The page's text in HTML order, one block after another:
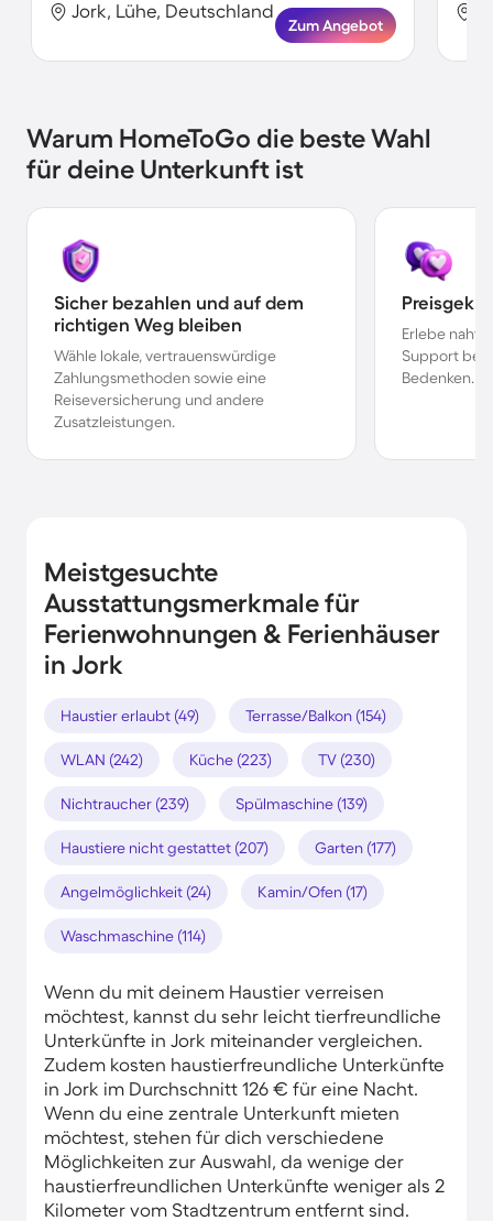
Jork, Lühe, Deutschland
Zum Angebot
Warum HomeToGo die beste Wahl
für deine Unterkunft ist
Sicher bezahlen und auf dem
richtigen Weg bleiben
Wähle lokale, vertrauenswürdige
Zahlungsmethoden sowie eine
Reiseversicherung und andere
Zusatzleistungen.
Erlebe
Support bei
Bedenken.
Meistgesuchte
Ausstattungsmerkmale für
Ferienwohnungen & Ferienhäuser
in Jork
Haustier erlaubt (49) Terrasse/Balkon (154)
WLAN (242) Küche (223) TV (230)
Nichtraucher (239) Spülmaschine (139)
Haustiere nicht gestattet (207) Garten (177)
Angelmöglichkeit (24) Kamin/Ofen (17)
Waschmaschine (114)
Wenn du mit deinem Haustier verreisen
möchtest, kannst du sehr leicht tierfreundliche
Unterkünfte in Jork miteinander vergleichen.
Zudem kosten haustierfreundliche Unterkünfte
in Jork im Durchschnitt 126 € für eine Nacht.
Wenn du eine zentrale Unterkunft mieten
möchtest, stehen für dich verschiedene
Möglichkeiten zur Auswahl, da wenige der
haustierfreundlichen Unterkünfte weniger als 2
Kilometer vom Stadtzentrum entfernt sind.